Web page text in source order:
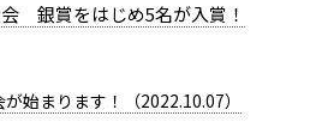
銀賞をはじめ5名が入賞！
始まります！（2022.10.07）